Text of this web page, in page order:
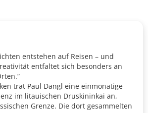
entstehen auf Reisen – und
entfaltet sich besonders an
trat Paul Dangl eine einmonatige
im litauischen Druskininkai an,
Grenze. Die dort gesammelten